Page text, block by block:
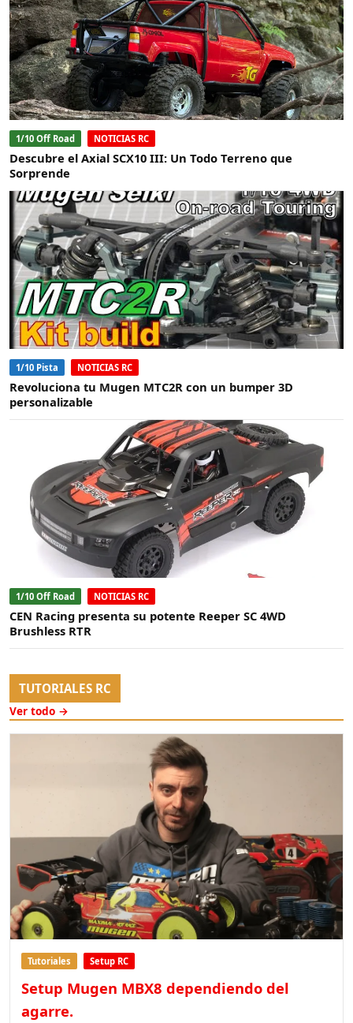
1/10 Off Road NOTICIAS RC
Descubre el Axial SCX10 III: Un Todo Terreno que
Sorprende
1/10 Pista NOTICIAS RC
Revoluciona tu Mugen MTC2R con un bumper 3D
personalizable
1/10 Off Road NOTICIAS RC
CEN Racing presenta su potente Reeper SC 4WD
Brushless RTR
TUTORIALES RC
Ver todo →
Tutoriales Setup RC
Setup Mugen MBX8 dependiendo del
agarre.